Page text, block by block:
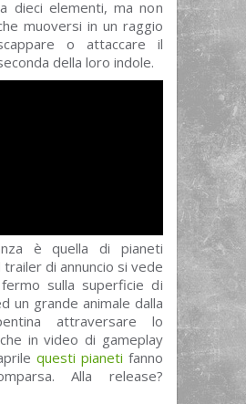
dieci elementi, ma non
muoversi in un raggio
o attaccare il
della loro indole.
è quella di pianeti
di annuncio si vede
sulla superficie di
un grande animale dalla
attraversare lo
in video di gameplay
questi pianeti fanno
Alla release?